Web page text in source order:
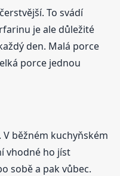
To svádí
je ale důležité
den. Malá porce
porce jednou
běžném kuchyňském
vhodné ho jíst
sobě a pak vůbec.